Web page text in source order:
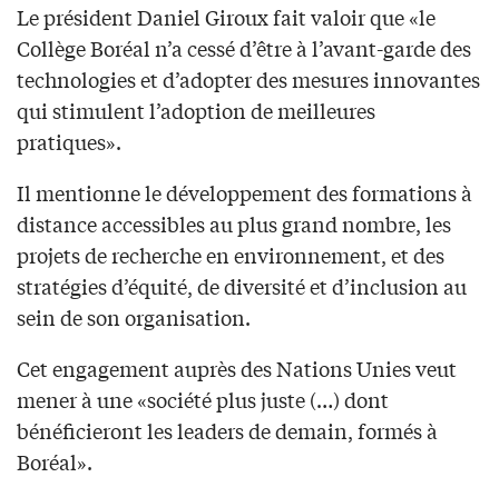
Le président Daniel Giroux fait valoir que «le
Collège Boréal n’a cessé d’être à l’avant-garde des
technologies et d’adopter des mesures innovantes
qui stimulent l’adoption de meilleures
pratiques».
Il mentionne le développement des formations à
distance accessibles au plus grand nombre, les
projets de recherche en environnement, et des
stratégies d’équité, de diversité et d’inclusion au
sein de son organisation.
Cet engagement auprès des Nations Unies veut
mener à une «société plus juste (…) dont
bénéficieront les leaders de demain, formés à
Boréal».